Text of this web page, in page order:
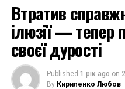
Втратив
ілюзії —
своєї дурості
Published 1 рік ago on
By Кириленко Любов